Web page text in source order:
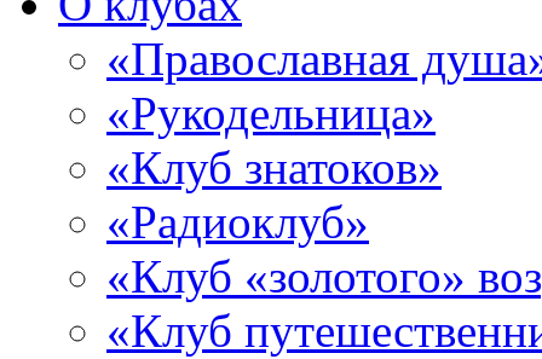
«Православная
«Рукодельница»
«Клуб знатоков»
«Радиоклуб»
«Клуб «золотого»
«Клуб